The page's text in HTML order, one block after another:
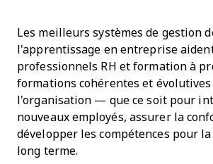
Les meilleurs systèmes de gestion
l'apprentissage en entreprise
professionnels RH et formation à
formations cohérentes et
l'organisation — que ce soit pour
nouveaux employés, assurer la
développer les compétences pour la
long terme.